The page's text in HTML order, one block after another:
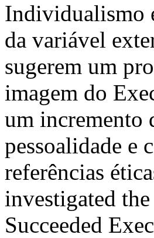
Individualismo
da variável
sugerem um
imagem do
um incremento
pessoalidade e
referências
investigated
Succeeded